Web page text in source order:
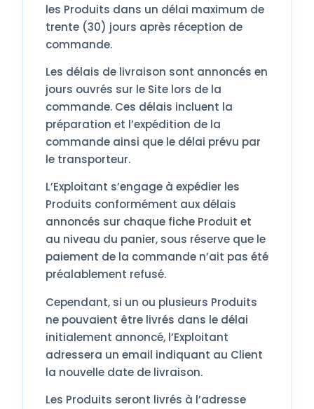
les Produits dans un délai maximum de
trente (30) jours après réception de
commande.
Les délais de livraison sont annoncés en
jours ouvrés sur le Site lors de la
commande. Ces délais incluent la
préparation et l’expédition de la
commande ainsi que le délai prévu par
le transporteur.
L’Exploitant s’engage à expédier les
Produits conformément aux délais
annoncés sur chaque fiche Produit et
au niveau du panier, sous réserve que le
paiement de la commande n’ait pas été
préalablement refusé.
Cependant, si un ou plusieurs Produits
ne pouvaient être livrés dans le délai
initialement annoncé, l’Exploitant
adressera un email indiquant au Client
la nouvelle date de livraison.
Les Produits seront livrés à l’adresse